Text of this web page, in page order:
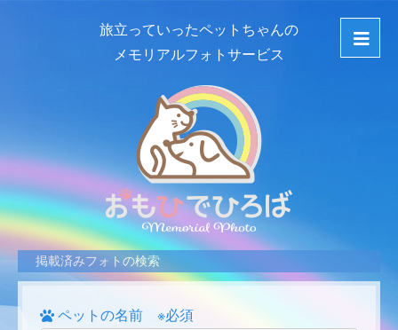
旅立っていったペットちゃんの
メモリアルフォトサービス
掲載済みフォトの検索
ペットの名前 ※必須